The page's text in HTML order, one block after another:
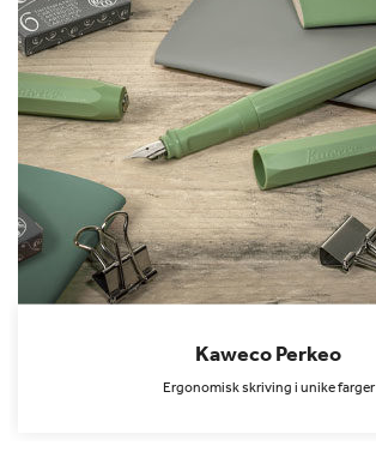
Kaweco Perkeo
Ergonomisk skriving i unike farger